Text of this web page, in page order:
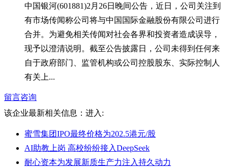
中国银河(601881)2月26日晚间公告，近日，公司关注到
有市场传闻称公司将与中国国际金融股份有限公司进行
合并。为避免相关传闻对社会各界和投资者造成误导，
现予以澄清说明。截至公告披露日，公司未得到任何来
自于政府部门、监管机构或公司控股股东、实际控制人
有关上...
留言咨询
该企业最新相关信息： 进入:
蜜雪集团IPO最终价格为202.5港元/股
AI助教上岗 高校纷纷接入DeepSeek
耐心资本为发展新质生产力注入持久动力